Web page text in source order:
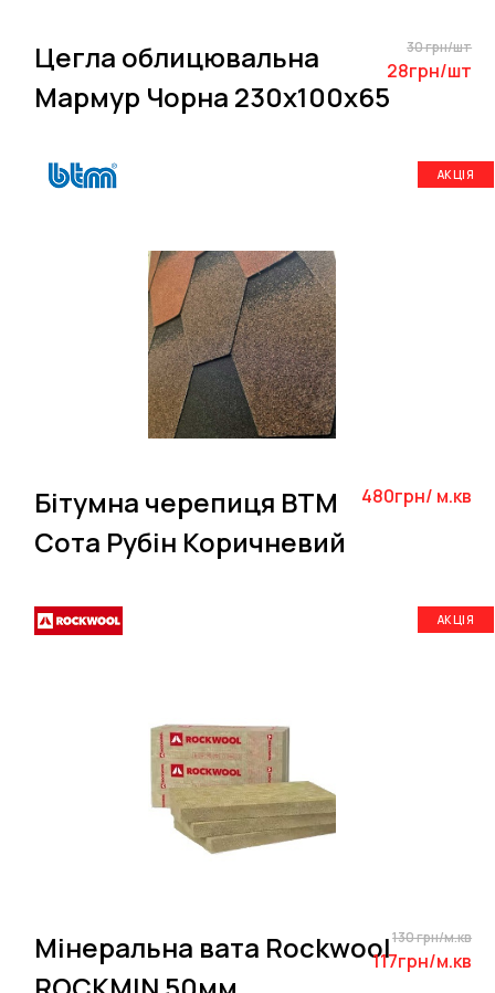
Цегла облицювальна
Мармур Чорна 230х100х65
30 грн/шт
28грн/шт
АКЦІЯ
Бітумна черепиця BTM
Сота Рубін Коричневий
480грн/ м.кв
АКЦІЯ
Мінеральна вата Rockwool130 грн/м.кв
117грн/м.кв